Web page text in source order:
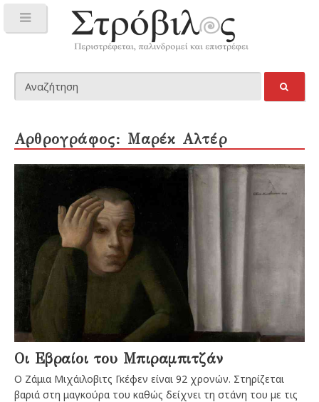
Αρθρογράφος: Μαρέκ Αλτέρ
Οι Εβραίοι του Μπιραμπιτζάν
Ο Ζάμια Μιχάιλοβιτς Γκέφεν είναι 92 χρονών. Στηρίζεται
βαριά στη μαγκούρα του καθώς δείχνει τη στάνη του με τις